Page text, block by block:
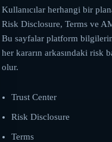
Kullanıcılar herhangi bir
Risk Disclosure, Terms ve
Bu sayfalar platform
her kararın arkasındaki risk
olur.
Trust Center
Risk Disclosure
Terms